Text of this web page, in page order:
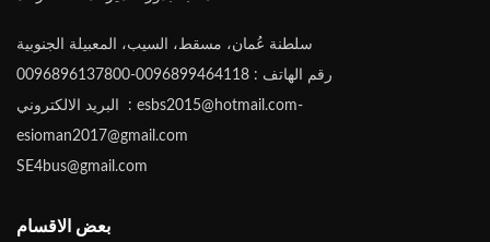
سلطنة عُمان، مسقط، السيب، المعبيلة الجنوبية
رقم الهاتف : 0096899464118-0096896137800
البريد الالكتروني : esbs2015@hotmail.com-
esioman2017@gmail.com
SE4bus@gmail.com
بعض الاقسام